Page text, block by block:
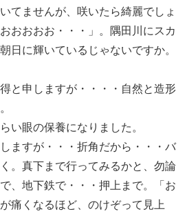
てませんが、咲いたら綺麗でしょ
おおおお・・・」。隅田川にスカ
日に輝いているじゃないですか。
と申しますが・・・・自然と造形
い眼の保養になりました。
ますが・・・折角だから・・・バ
。真下まで行ってみるかと、勿論
、地下鉄で・・・押上まで。「お
痛くなるほど、のけぞって見上